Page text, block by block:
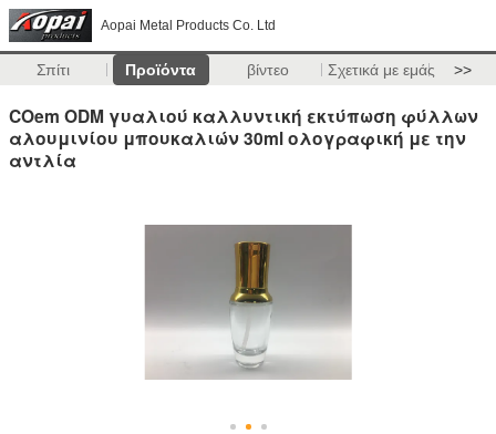
Aopai Metal Products Co. Ltd
Σπίτι Προϊόντα βίντεο Σχετικά με εμάς >>
COem ODM γυαλιού καλλυντική εκτύπωση φύλλων
αλουμινίου μπουκαλιών 30ml ολογραφική με την
αντλία